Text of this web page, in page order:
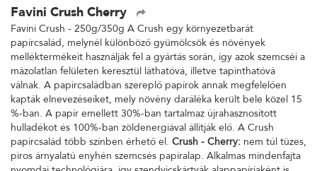
Favini Crush Cherry
Favini Crush - 250g/350g A Crush egy környezetbarát
papírcsalád, melynél különböző gyümölcsök és növények
melléktermékeit használják fel a gyártás során, így azok szemcséi a
mázolatlan felületen keresztül láthatóvá, illetve tapinthatóvá
válnak. A papírcsaládban szereplő papírok annak megfelelően
kapták elnevezéseiket, mely növény daráléka került bele közel 15
%-ban. A papír emellett 30%-ban tartalmaz újrahasznosított
hulladékot és 100%-ban zöldenergiával állítják elő. A Crush
papírcsalád több színben érhető el. Crush - Cherry: nem túl tüzes,
piros árnyalatú enyhén szemcsés papíralap. Alkalmas mindenfajta